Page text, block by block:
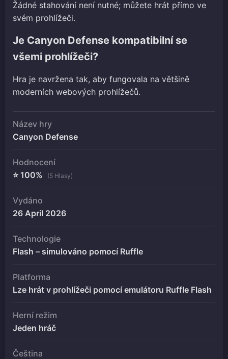
Žádné stahování není nutné; můžete hrát přímo ve
svém prohlížeči.
Je Canyon Defense kompatibilní se
všemi prohlížeči?
Hra je navržena tak, aby fungovala na většině
moderních webových prohlížečů.
Název hry
Canyon Defense
Hodnocení
⭐ 100%
(5 Hlasy)
Vydáno
26 April 2026
Technologie
Flash – simulováno pomocí Ruffle
Platforma
Lze hrát v prohlížeči pomocí emulátoru Ruffle Flash
Herní režim
Jeden hráč
Čeština